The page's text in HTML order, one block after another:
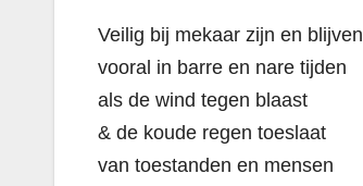
Veilig bij mekaar zijn en blijven
vooral in barre en nare tijden
als de wind tegen blaast
& de koude regen toeslaat
van toestanden en mensen